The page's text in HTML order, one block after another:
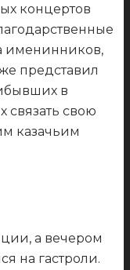
концертов
именинников,
представил
в
связать свою
казачьим
а вечером
на гастроли.